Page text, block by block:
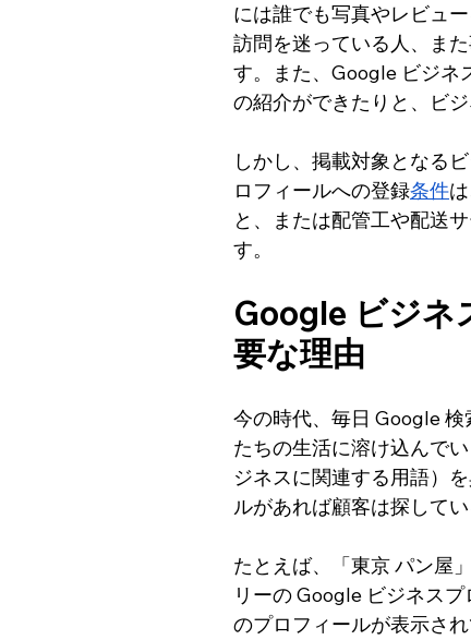
には誰でも写真やレビュ
訪問を迷っている人、ま
す。また、Google ビジネ
の紹介ができたりと、ビ
しかし、掲載対象となる
ロフィールへの登録条件
と、または配管工や配送
す。
Google ビジネ
要な理由
今の時代、毎日 Google
たちの生活に溶け込んで
ジネスに関連する用語）
ルがあれば顧客は探して
たとえば、「東京 パン屋
リーの Google ビジネス
のプロフィールが表示さ